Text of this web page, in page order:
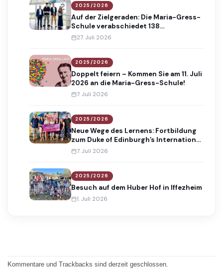
2025/2026
Auf der Zielgeraden: Die Maria-Gress-
Schule verabschiedet 138
Absolventinnen und Absolventen
27. Juli 2026
2025/2026
Doppelt feiern – Kommen Sie am 11. Juli
2026 an die Maria-Gress-Schule!
7. Juli 2026
2025/2026
Neue Wege des Lernens: Fortbildung
zum Duke of Edinburgh’s International
Award
7. Juli 2026
2025/2026
Besuch auf dem Huber Hof in Iffezheim
1. Juli 2026
Kommentare und Trackbacks sind derzeit geschlossen.